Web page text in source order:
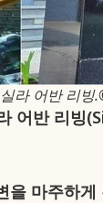
라 어반 리빙
어반 리
을 마주하게